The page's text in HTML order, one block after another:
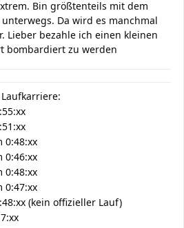
Bin größtenteils mit dem
Da wird es manchmal
Lieber bezahle ich einen kleinen
bombardiert zu werden
0:48:xx
0:46:xx
0:48:xx
0:47:xx
(kein offizieller Lauf)